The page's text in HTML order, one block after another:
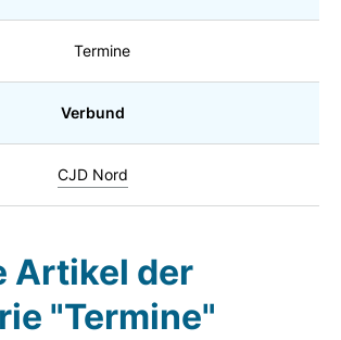
Termine
Verbund
CJD Nord
Artikel der
"Termine"